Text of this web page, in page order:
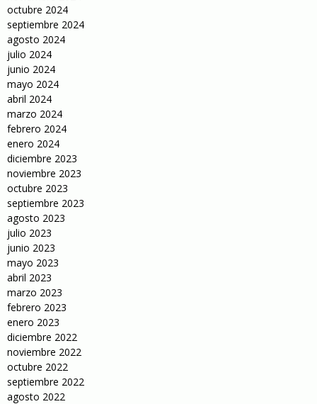
octubre 2024
septiembre 2024
agosto 2024
julio 2024
junio 2024
mayo 2024
abril 2024
marzo 2024
febrero 2024
enero 2024
diciembre 2023
noviembre 2023
octubre 2023
septiembre 2023
agosto 2023
julio 2023
junio 2023
mayo 2023
abril 2023
marzo 2023
febrero 2023
enero 2023
diciembre 2022
noviembre 2022
octubre 2022
septiembre 2022
agosto 2022